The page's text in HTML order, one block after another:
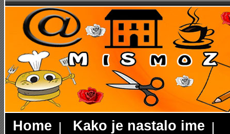
Home Kako je nastalo ime